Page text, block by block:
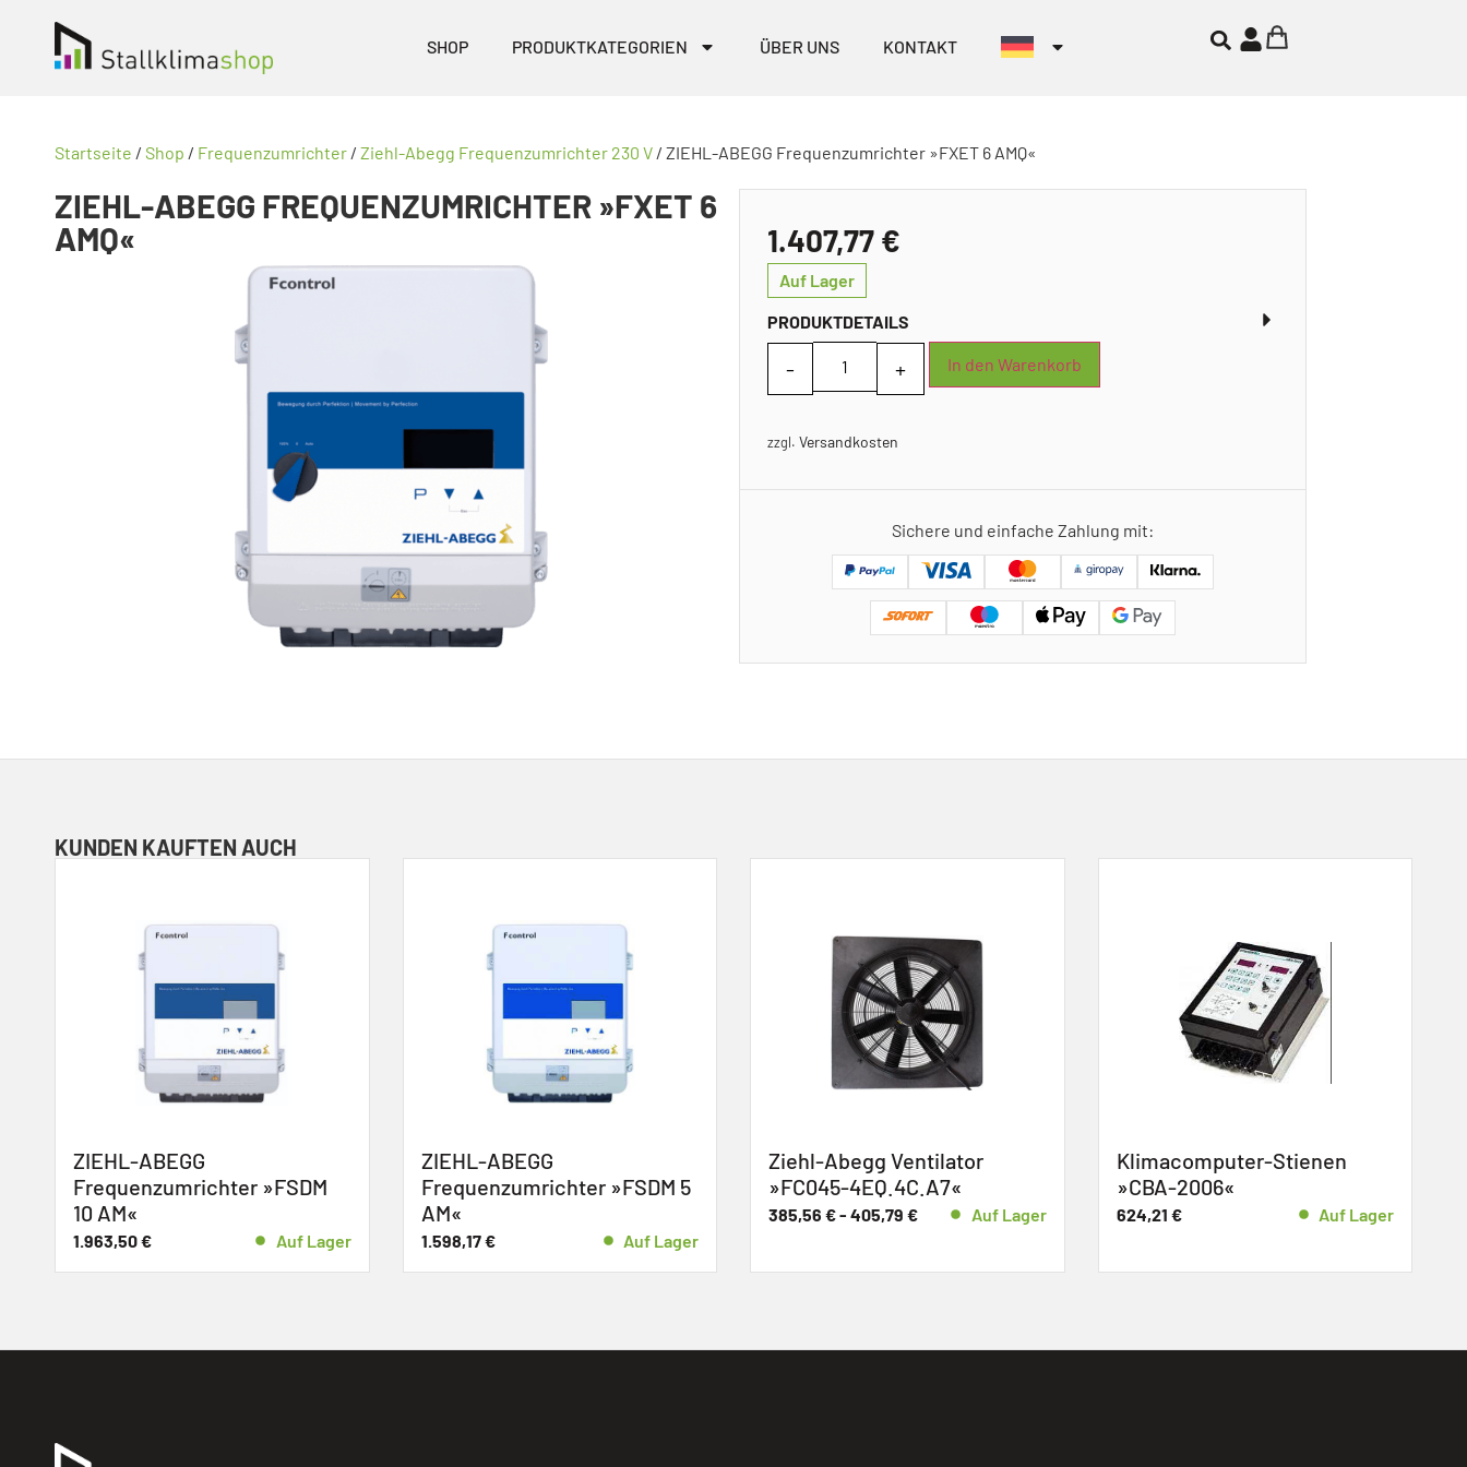
SHOP PRODUKTKATEGORIEN ÜBER UNS KONTAKT
Startseite / Shop / Frequenzumrichter / Ziehl-Abegg Frequenzumrichter 230 V / ZIEHL-ABEGG Frequenzumrichter »FXET 6 AMQ«
ZIEHL-ABEGG FREQUENZUMRICHTER »FXET 6
AMQ«
1.407,77 €
Auf Lager
PRODUKTDETAILS
In den Warenkorb
zzgl. Versandkosten
Sichere und einfache Zahlung mit:
KUNDEN KAUFTEN AUCH
ZIEHL-ABEGG
Frequenzumrichter »FSDM 5
1.598,17 Auf Lager
Ziehl-Abegg Ventilator
»FC045-4EQ.4C.A7«
Klimacomputer-Stienen
»CBA-2006«
624,21€ Auf Lager
Ziehl-Abegg Ventilator
»FC040-4ET.4C.A7«
252,28€ Auf Lager